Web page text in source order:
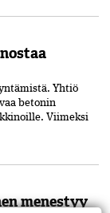
Yhtiö
betonin
Viimeksi
menestyy